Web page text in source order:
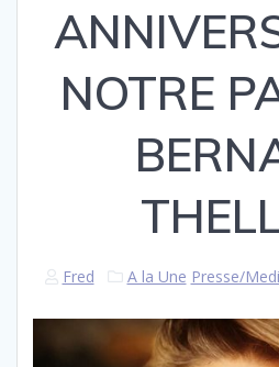
NOTRE
Fred A la Une Presse/